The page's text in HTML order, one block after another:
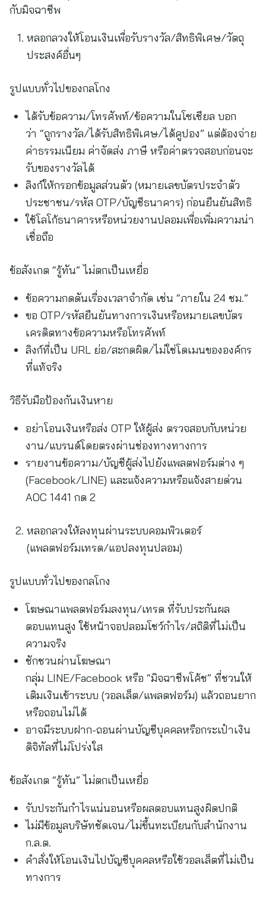
กับมิจฉาชีพ
หลอกลวงให้โอนเงินเพื่อรับรางวัล/สิทธิพิเศษ/วัตถุ
ประสงค์อื่นๆ
รูปแบบทั่วไปของกลโกง
ได้รับข้อความ/โทรศัพท์/ข้อความในโซเชียล บอก
ว่า “ถูกรางวัล/ได้รับสิทธิพิเศษ/ได้คูปอง” แต่ต้องจ่าย
ค่าธรรมเนียม ค่าจัดส่ง ภาษี หรือค่าตรวจสอบก่อนจะ
รับของรางวัลได้
ลิงก์ให้กรอกข้อมูลส่วนตัว (หมายเลขบัตรประจำตัว
ประชาชน/รหัส OTP/บัญชีธนาคาร) ก่อนยืนยันสิทธิ
ใช้โลโก้ธนาคารหรือหน่วยงานปลอมเพื่อเพิ่มความน่า
เชื่อถือ
ข้อสังเกต “รู้ทัน” ไม่ตกเป็นเหยื่อ
ข้อความกดดันเรื่องเวลาจำกัด เช่น “ภายใน 24 ชม.”
ขอ OTP/รหัสยืนยันทางการเงินหรือหมายเลขบัตร
เครดิตทางข้อความหรือโทรศัพท์
ลิงก์ที่เป็น URL ย่อ/สะกดผิด/ไม่ใช่โดเมนขององค์กร
ที่แท้จริง
วิธีรับมือป้องกันเงินหาย
อย่าโอนเงินหรือส่ง OTP ให้ผู้ส่ง ตรวจสอบกับหน่วย
งาน/แบรนด์โดยตรงผ่านช่องทางทางการ
รายงานข้อความ/บัญชีผู้ส่งไปยังแพลตฟอร์มต่าง ๆ
(Facebook/LINE) และแจ้งความหรือแจ้งสายด่วน
AOC 1441 กด 2
หลอกลวงให้ลงทุนผ่านระบบคอมพิวเตอร์
(แพลตฟอร์มเทรด/แอปลงทุนปลอม)
รูปแบบทั่วไปของกลโกง
โฆษณาแพลตฟอร์มลงทุน/เทรด ที่รับประกันผล
ตอบแทนสูง ใช้หน้าจอปลอมโชว์กำไร/สถิติที่ไม่เป็น
ความจริง
ชักชวนผ่านโฆษณา
กลุ่ม LINE/Facebook หรือ “มิจฉาชีพโค้ช” ที่ชวนให้
เติมเงินเข้าระบบ (วอลเล็ต/แพลตฟอร์ม) แล้วถอนยาก
หรือถอนไม่ได้
อาจมีระบบฝาก-ถอนผ่านบัญชีบุคคลหรือกระเป๋าเงิน
ดิจิทัลที่ไม่โปร่งใส
ข้อสังเกต “รู้ทัน” ไม่ตกเป็นเหยื่อ
รับประกันกำไรแน่นอนหรือผลตอบแทนสูงผิดปกติ
ไม่มีข้อมูลบริษัทชัดเจน/ไม่ขึ้นทะเบียนกับสำนักงาน
ก.ล.ต.
คำสั่งให้โอนเงินไปบัญชีบุคคลหรือใช้วอลเล็ตที่ไม่เป็น
ทางการ